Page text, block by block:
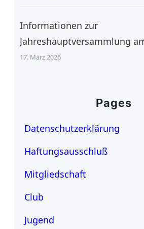
Informationen zur
Jahreshauptversammlung
17. März 2026
Pages
Datenschutzerklärung
Haftungsausschluß
Mitgliedschaft
Club
Jugend